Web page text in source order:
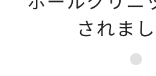
されま